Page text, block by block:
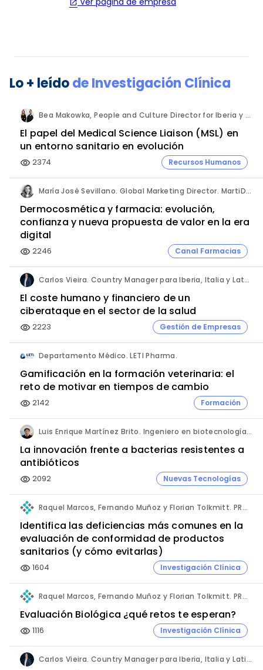
open_in_new
Lo + leídodeInvestigación Clínica
Bea Makowka, People and Culture Director for Iberia y Alberto Municio, Talent Seach Solutions Lead for Iberia. Inizio Engage.
El papel del Medical Science Liaison (MSL) en
un entorno sanitario en evolución
visibility 2374 Recursos Humanos
María José Sevillano. Global Marketing Director. MartiDerm.
Dermocosmética y farmacia: evolución,
confianza y nueva propuesta de valor en la era
digital
visibility 2246 Canal Farmacias
Carlos Vieira. Country Manager para Iberia, Italia y Latam. Hornetsecurity.
El coste humano y financiero de un
ciberataque en el sector de la salud
visibility 2223 Gestión de Empresas
Departamento Médico. LETI Pharma.
Gamificación en la formación veterinaria: el
reto de motivar en tiempos de cambio
visibility 2142 Formación
Luis Enrique Martínez Brito. Ingeniero en biotecnología, México.
La innovación frente a bacterias resistentes a
antibióticos
visibility 2092 Nuevas Tecnologías
Raquel Marcos, Fernando Muñoz y Florian Tolkmitt. PRO-LIANCE GLOBAL SOLUTIONS GmbH.
Identifica las deficiencias más comunes en la
evaluación de conformidad de productos
sanitarios (y cómo evitarlas)
visibility 1604 Investigación Clínica
Raquel Marcos, Fernando Muñoz y Florian Tolkmitt. PRO-LIANCE GLOBAL SOLUTIONS GmbH.
Evaluación Biológica ¿qué retos te esperan?
visibility 1116 Investigación Clínica
Carlos Vieira. Country Manager para Iberia, Italia y Latinoamérica. Hornetsecurity.